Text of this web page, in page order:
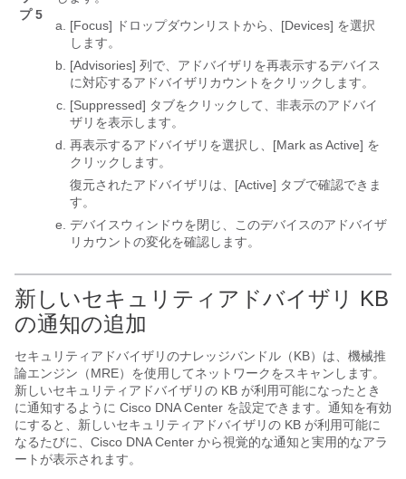
プ 5
[Focus] ドロップダウンリストから、[Devices] を選択
します。
[Advisories] 列で、アドバイザリを再表示するデバイス
に対応するアドバイザリカウントをクリックします。
[Suppressed] タブをクリックして、非表示のアドバイ
ザリを表示します。
再表示するアドバイザリを選択し、[Mark as Active] を
クリックします。
復元されたアドバイザリは、[Active] タブで確認できま
す。
デバイスウィンドウを閉じ、このデバイスのアドバイザ
リカウントの変化を確認します。
新しいセキュリティアドバイザリ KB
の通知の追加
セキュリティアドバイザリのナレッジバンドル（KB）は、機械推
論エンジン（MRE）を使用してネットワークをスキャンします。
新しいセキュリティアドバイザリの KB が利用可能になったとき
に通知するように Cisco DNA Center を設定できます。通知を有効
にすると、新しいセキュリティアドバイザリの KB が利用可能に
なるたびに、 Cisco DNA Center から視覚的な通知と実用的なアラ
ートが表示されます。